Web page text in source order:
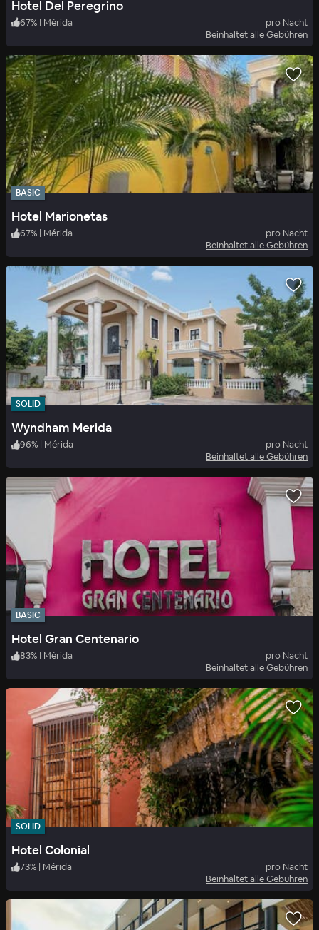
Hotel Del Peregrino
67% | Mérida
pro Nacht
Beinhaltet alle Gebühren
BASIC
Hotel Marionetas
67% Mérida
pro Nacht
Beinhaltet alle Gebühren
SOLID
Wyndham Merida
96% | Mérida
pro Nacht
Beinhaltet alle Gebühren
BASIC
Hotel Gran Centenario
83% | Mérida
pro Nacht
Beinhaltet alle Gebühren
SOLID
Hotel Colonial
73% | Mérida
pro Nacht
Beinhaltet alle Gebühren